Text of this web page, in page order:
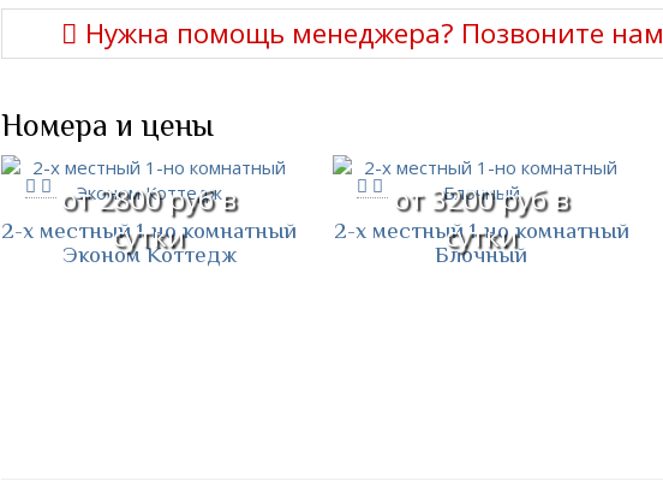
Нужна помощь менеджера? Позвоните нам
Номера и цены
от 2800 руб в
сутки
2-х местный 1-но комнатный
Эконом Коттедж
от 3200 руб в
сутки
2-х местный 1-но комнатный
Блочный